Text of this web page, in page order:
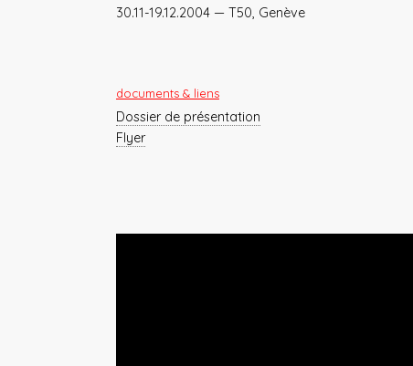
30.11-19.12.2004 — T50, Genève
documents & liens
Dossier de présentation
Flyer